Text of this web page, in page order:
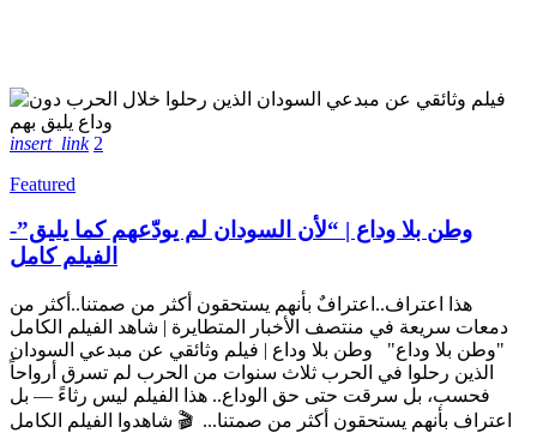
insert_link 2
Featured
وطن بلا وداع | “لأن السودان لم يودّعهم كما يليق”-
الفيلم كامل
هذا اعتراف..اعترافٌ بأنهم يستحقون أكثر من صمتنا..أكثر من
دمعات سريعة في منتصف الأخبار المتطايرة | شاهد الفيلم الكامل
"وطن بلا وداع" وطن بلا وداع | فيلم وثائقي عن مبدعي السودان
الذين رحلوا في الحرب ثلاث سنوات من الحرب لم تسرق أرواحاً
فحسب، بل سرقت حتى حق الوداع.. هذا الفيلم ليس رثاءً — بل
اعتراف بأنهم يستحقون أكثر من صمتنا... 🎬 شاهدوا الفيلم الكامل